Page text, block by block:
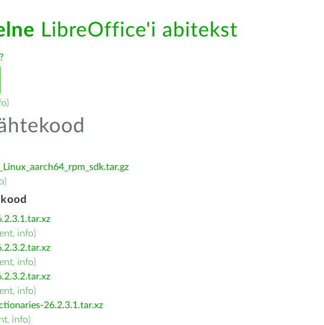
LibreOffice'i abitekst
)
)
, info)
, info)
, info)
26.2.3.1.tar.xz
, info)